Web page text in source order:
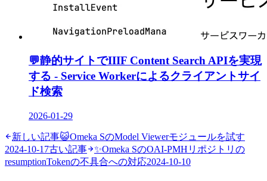
💬静的サイトでIIIF Content Search APIを実現
する - Service Workerによるクライアントサイ
ド検索
2026-01-29
新しい記事😺Omeka SのModel Viewerモジュールを試す
2024-10-17古い記事 ✨Omeka SのOAI-PMHリポジトリの
resumptionTokenの不具合への対応2024-10-10